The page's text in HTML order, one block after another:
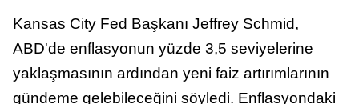
Kansas City Fed Başkanı Jeffrey Schmid,
ABD'de enflasyonun yüzde 3,5 seviyelerine
yaklaşmasının ardından yeni faiz artırımlarının
gündeme gelebileceğini söyledi. Enflasyondaki